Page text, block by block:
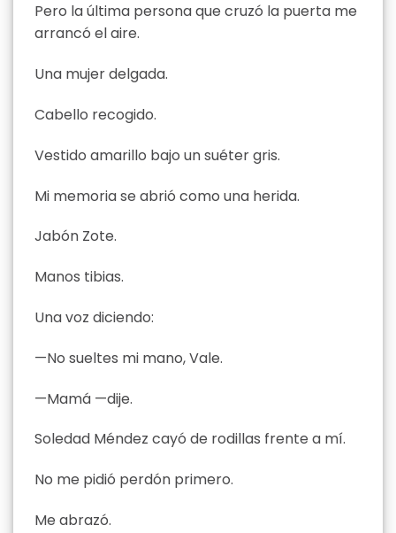
Pero la última persona que cruzó la puerta me
arrancó el aire.
Una mujer delgada.
Cabello recogido.
Vestido amarillo bajo un suéter gris.
Mi memoria se abrió como una herida.
Jabón Zote.
Manos tibias.
Una voz diciendo:
—No sueltes mi mano, Vale.
—Mamá —dije.
Soledad Méndez cayó de rodillas frente a mí.
No me pidió perdón primero.
Me abrazó.